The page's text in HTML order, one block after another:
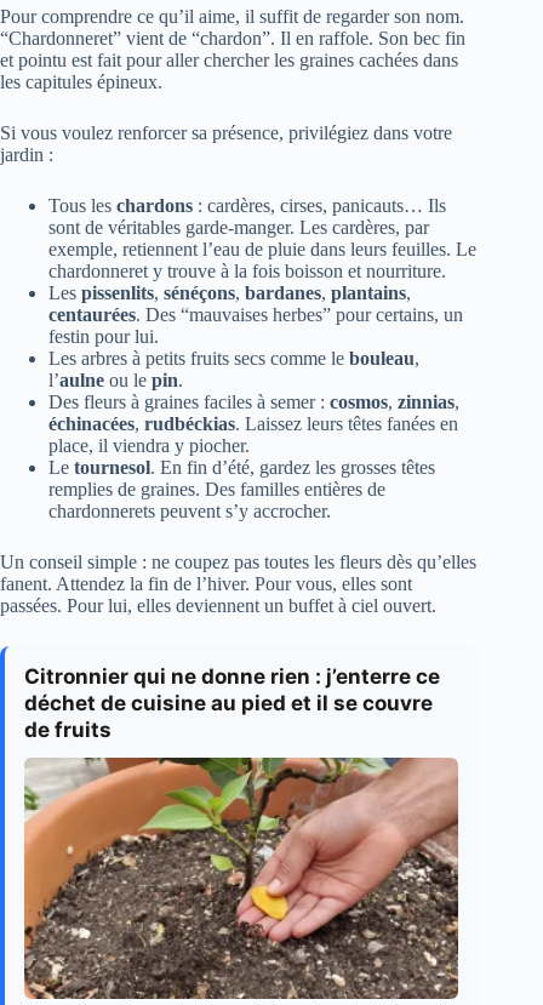
Pour comprendre ce qu’il aime, il suffit de regarder son nom.
“Chardonneret” vient de “chardon”. Il en raffole. Son bec fin
et pointu est fait pour aller chercher les graines cachées dans
les capitules épineux.
Si vous voulez renforcer sa présence, privilégiez dans votre
jardin :
Tous les chardons : cardères, cirses, panicauts… Ils
sont de véritables garde-manger. Les cardères, par
exemple, retiennent l’eau de pluie dans leurs feuilles. Le
chardonneret y trouve à la fois boisson et nourriture.
Les pissenlits, sénéçons, bardanes, plantains,
centaurées. Des “mauvaises herbes” pour certains, un
festin pour lui.
Les arbres à petits fruits secs comme le bouleau,
l’aulne ou le pin.
Des fleurs à graines faciles à semer : cosmos, zinnias,
échinacées, rudbéckias. Laissez leurs têtes fanées en
place, il viendra y piocher.
Le tournesol. En fin d’été, gardez les grosses têtes
remplies de graines. Des familles entières de
chardonnerets peuvent s’y accrocher.
Un conseil simple : ne coupez pas toutes les fleurs dès qu’elles
fanent. Attendez la fin de l’hiver. Pour vous, elles sont
passées. Pour lui, elles deviennent un buffet à ciel ouvert.
Citronnier qui ne donne rien : j’enterre ce
déchet de cuisine au pied et il se couvre
de fruits